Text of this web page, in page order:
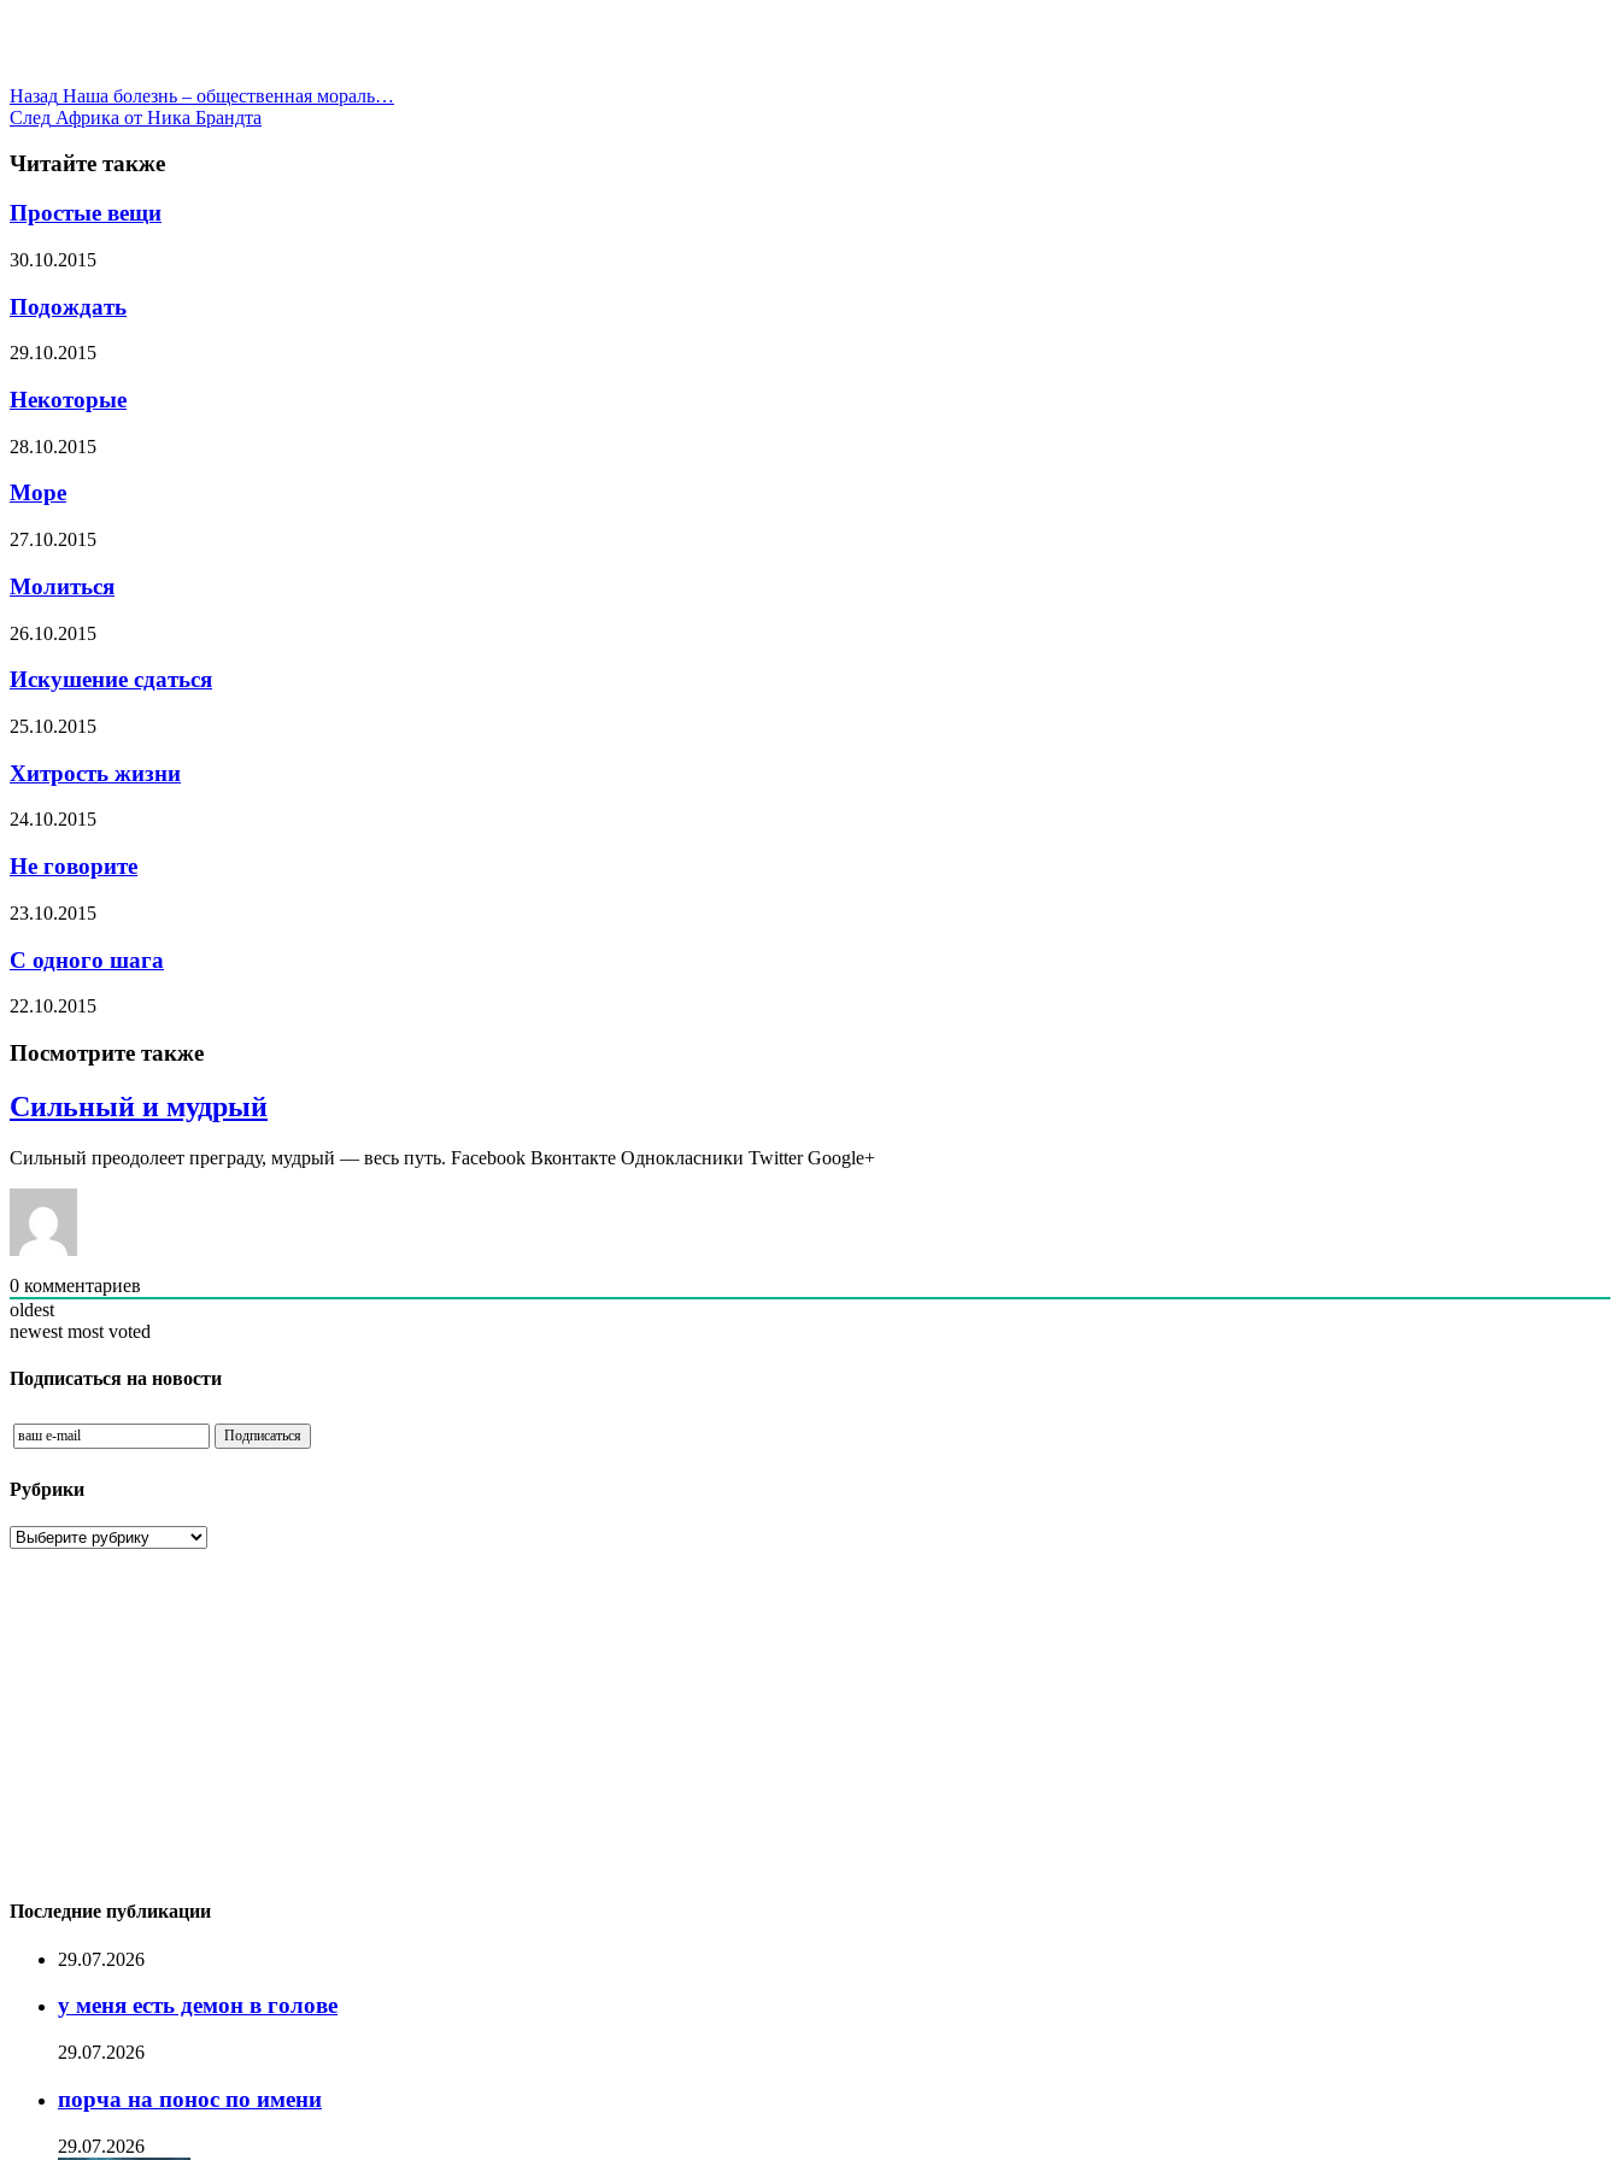
Назад Наша болезнь – общественная мораль…
След Африка от Ника Брандта
Читайте также
Простые вещи
30.10.2015
Подождать
29.10.2015
Некоторые
28.10.2015
Море
27.10.2015
Молиться
26.10.2015
Искушение сдаться
25.10.2015
Хитрость жизни
24.10.2015
Не говорите
23.10.2015
С одного шага
22.10.2015
Посмотрите также
Сильный и мудрый
Сильный преодолеет преграду, мудрый — весь путь. Facebook Вконтакте Однокласники Twitter Google+
0 комментариев
oldest
newest most voted
Подписаться на новости
Рубрики
Рубрики
Последние публикации
29.07.2026
у меня есть демон в голове
29.07.2026
порча на понос по имени
29.07.2026